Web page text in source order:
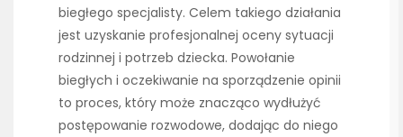
biegłego specjalisty. Celem takiego działania
jest uzyskanie profesjonalnej oceny sytuacji
rodzinnej i potrzeb dziecka. Powołanie
biegłych i oczekiwanie na sporządzenie opinii
to proces, który może znacząco wydłużyć
postępowanie rozwodowe, dodając do niego